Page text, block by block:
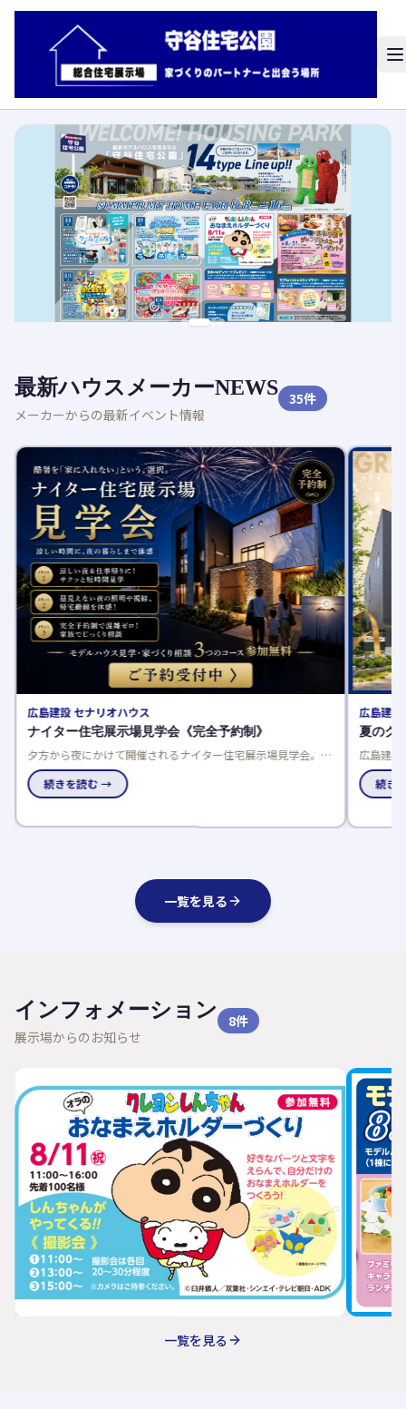
最新ハウスメーカーNEWS
メーカーからの最新イベント情報
35件
広島建設 セナリオハウス
ナイター住宅展示場見学会《完全予約制》
夕方から夜にかけて開催されるナイター住宅展示場見学会。完
全予約制なので、お子様連れでも安心して参加できます。共働
きのご夫婦や日中暑くて外出できない方におすすめです。
続きを読む →
広島建
夏のグ
広島建
催中！
に理想
続き
一覧を見る
インフォメーション
展示場からのお知らせ
8件
一覧を見る